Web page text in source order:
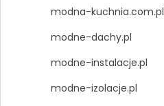
modna-kuchnia.com.pl
modne-dachy.pl
modne-instalacje.pl
modne-izolacje.pl